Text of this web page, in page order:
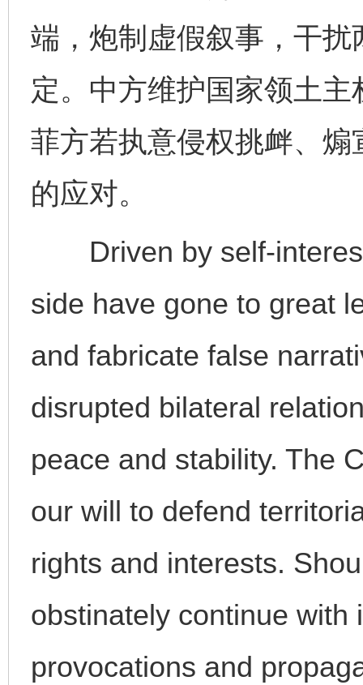
端，炮制虚假叙事，干
定。中方维护国家领土
菲方若执意侵权挑衅、
的应对。
Driven by self-
side have gone to great
and fabricate false
disrupted bilateral
peace and stability. The
our will to defend
rights and interests.
obstinately continue with
provocations and